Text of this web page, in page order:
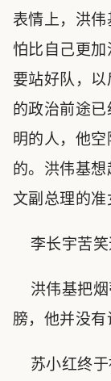
表情上，洪
怕比自己更
要站好队，
的政治前途
明的人，他
的。洪伟基
文副总理的
李长宇苦笑
洪伟基把烟
膀，他并没有
苏小红终于